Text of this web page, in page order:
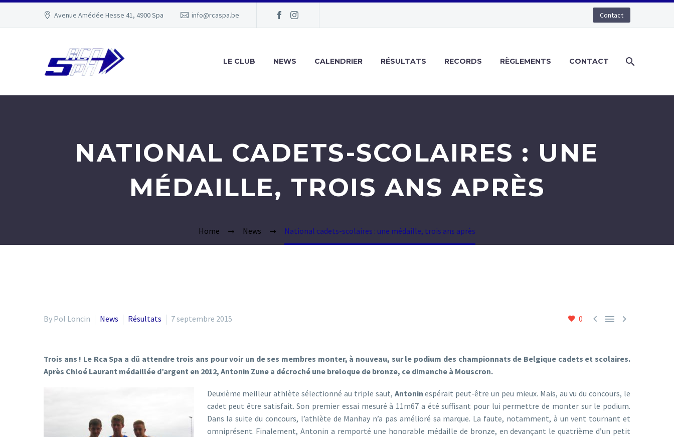
Avenue Amédée Hesse 41, 4900 Spa info@rcaspa.be Contact
LE CLUB NEWS CALENDRIER RÉSULTATS RECORDS RÈGLEMENTS CONTACT
NATIONAL CADETS-SCOLAIRES : UNE
MÉDAILLE, TROIS ANS APRÈS
Home News National cadets-scolaires : une médaille, trois ans après
0   
By Pol Loncin News Résultats 7 septembre 2015
Trois ans ! Le Rca Spa a dû attendre trois ans pour voir un de ses membres monter, à nouveau, sur le podium des championnats de Belgique cadets et scolaires.
Après Chloé Laurant médaillée d’argent en 2012, Antonin Zune a décroché une breloque de bronze, ce dimanche à Mouscron.
Deuxième meilleur athlète sélectionné au triple saut, Antonin espérait peut-être un peu mieux. Mais, au vu du concours, le
cadet peut être satisfait. Son premier essai mesuré à 11m67 a été suffisant pour lui permettre de monter sur le podium.
Dans la suite du concours, l’athlète de Manhay n’a pas amélioré sa marque. La faute, notamment, à un vent tournant et
omniprésent. Finalement, Antonin a remporté une honorable médaille de bronze, en devançant le quatrième d’un petit